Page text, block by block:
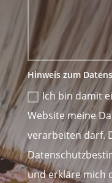
Hinweis zum
Ich bin damit
Website meine
verarbeiten darf.
und erkläre mich